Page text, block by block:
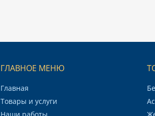
ГЛАВНОЕ МЕНЮ
Главная
Товары и услуги